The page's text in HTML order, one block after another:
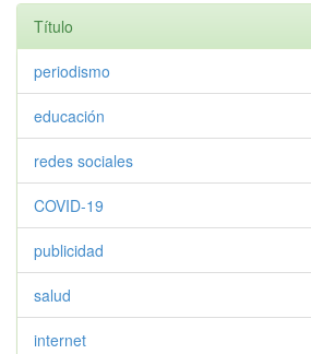
Título
periodismo
educación
redes sociales
COVID-19
publicidad
salud
internet